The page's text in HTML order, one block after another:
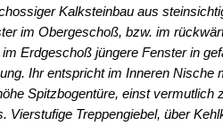
Kalksteinbau aus
im Obergeschoß, bzw. im
Erdgeschoß jüngere Fenster in
Ihr entspricht im Inneren
Spitzbogentüre, einst vermutlich
Treppengiebel, über